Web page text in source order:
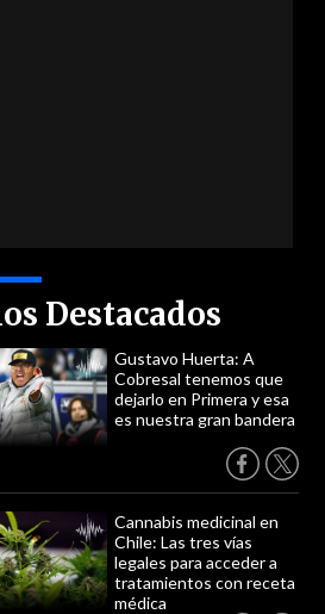
Destacados
Gustavo Huerta: A
Cobresal tenemos que
dejarlo en Primera y esa
es nuestra gran bandera
Cannabis medicinal en
Chile: Las tres vías
legales para acceder a
tratamientos con receta
médica